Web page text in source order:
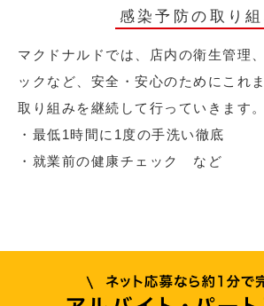
感染予防の取り組
マクドナルドでは、店内の衛生管理
ックなど、安全・安心のためにこれ
取り組みを継続して行っていきます。
・最低1時間に1度の手洗い徹底
・就業前の健康チェック など